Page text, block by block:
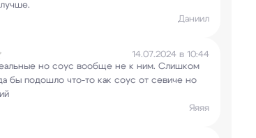
Даниил
14.07.2024 в 10:44
но соус вообще не к ним. Слишком
бы подошло что-то как соус от севиче но
Яяяя